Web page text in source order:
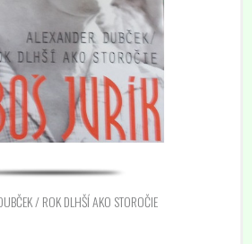
/ ROK DLHŠÍ AKO STOROČIE